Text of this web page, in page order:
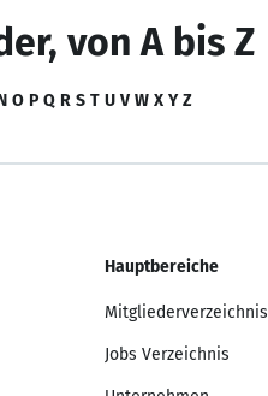
von A bis Z
O P Q R S T U V W X Y Z
Hauptbereiche
Mitgliederverzeichnis
Jobs Verzeichnis